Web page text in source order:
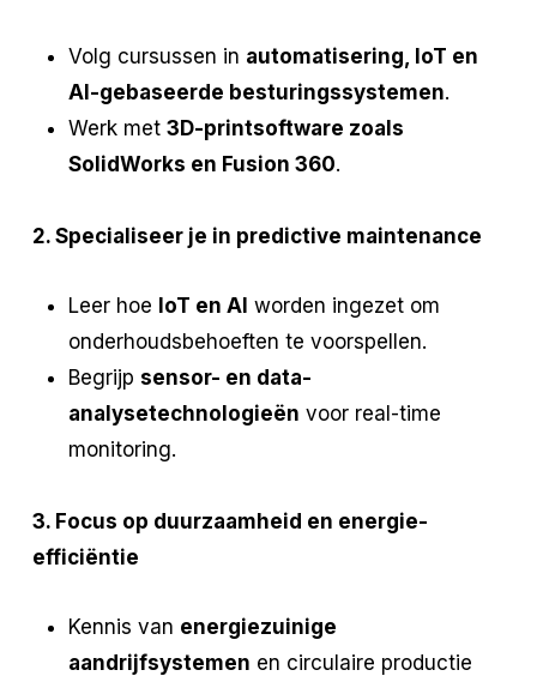
Volg cursussen in automatisering, IoT en
AI-gebaseerde besturingssystemen.
Werk met 3D-printsoftware zoals
SolidWorks en Fusion 360.
2. Specialiseer je in predictive maintenance
Leer hoe IoT en AI worden ingezet om
onderhoudsbehoeften te voorspellen.
Begrijp sensor- en data-
analysetechnologieën voor real-time
monitoring.
3. Focus op duurzaamheid en energie-
efficiëntie
Kennis van energiezuinige
aandrijfsystemen en circulaire productie